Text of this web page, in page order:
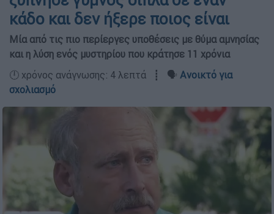
κάδο και δεν ήξερε ποιος είναι
Μία από τις πιο περίεργες υποθέσεις με θύμα αμνησίας
και η λύση ενός μυστηρίου που κράτησε 11 χρόνια
🕛 χρόνος ανάγνωσης: 4 λεπτά ┋ 🗣️ Ανοικτό για
σχολιασμό